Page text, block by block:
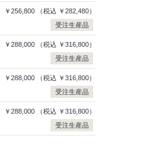
￥256,800 （税込 ￥282,480）
受注生産品
￥288,000 （税込 ￥316,800）
受注生産品
￥288,000 （税込 ￥316,800）
受注生産品
￥288,000 （税込 ￥316,800）
受注生産品